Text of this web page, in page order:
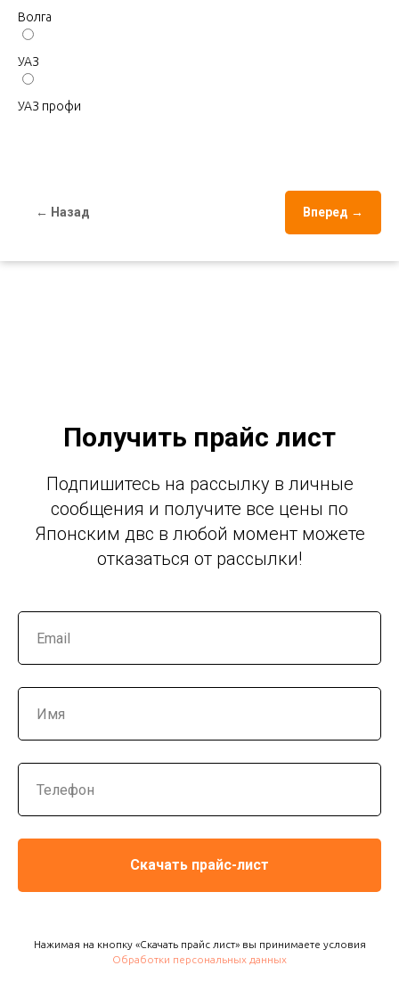
Волга
УАЗ
УАЗ профи
← Назад Вперед →
Получить прайс лист
Подпишитесь на рассылку в личные
сообщения и получите все цены по
Японским двс в любой момент можете
отказаться от рассылки!
Скачать прайс-лист
Нажимая на кнопку «Скачать прайс лист» вы принимаете условия
Обработки персональных данных